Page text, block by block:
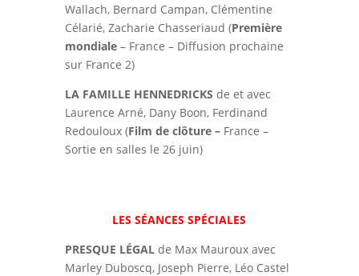
Wallach, Bernard Campan, Clémentine
Célarié, Zacharie Chasseriaud (Première
mondiale– France – Diffusion prochaine
sur France 2)
LA FAMILLE HENNEDRICKS de et avec
Laurence Arné, Dany Boon, Ferdinand
Redouloux (Film de clôture –France –
Sortie en salles le 26 juin)
LES SÉANCES SPÉCIALES
PRESQUE LÉGALde Max Mauroux avec
Marley Duboscq, Joseph Pierre, Léo Castel